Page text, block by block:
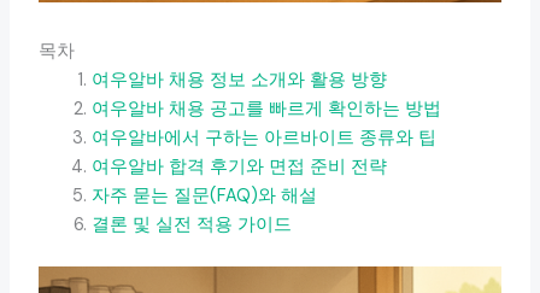
목차
여우알바 채용 정보 소개와 활용 방향
여우알바 채용 공고를 빠르게 확인하는 방법
여우알바에서 구하는 아르바이트 종류와 팁
여우알바 합격 후기와 면접 준비 전략
자주 묻는 질문(FAQ)와 해설
결론 및 실전 적용 가이드